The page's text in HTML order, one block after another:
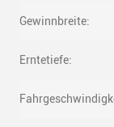
Gewinnbreite:
Erntetiefe: